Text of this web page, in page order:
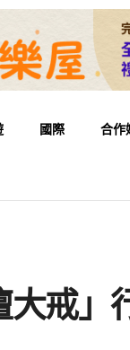
國際 合作
大戒